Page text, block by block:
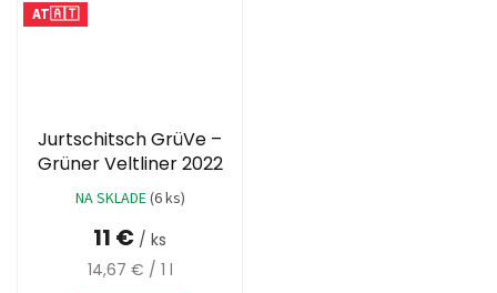
AT🇦🇹
Jurtschitsch GrüVe –
Grüner Veltliner 2022
NA SKLADE(6 ks)
11 € / ks
Jednotková
14,67 € / 1 l